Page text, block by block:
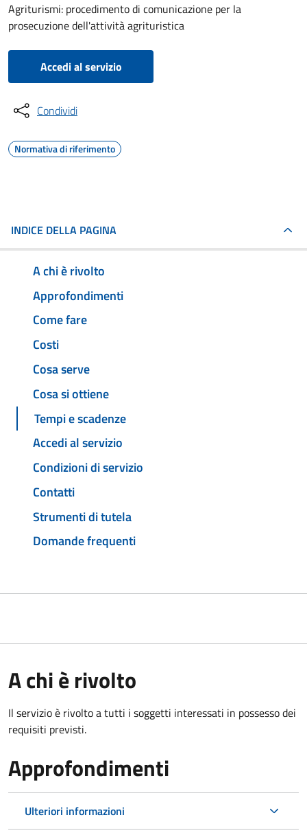
Agriturismi: procedimento di comunicazione per la
prosecuzione dell'attività agrituristica
Accedi al servizio
Condividi
Normativa di riferimento
INDICE DELLA PAGINA
A chi è rivolto
Approfondimenti
Come fare
Costi
Cosa serve
Cosa si ottiene
Tempi e scadenze
Accedi al servizio
Condizioni di servizio
Contatti
Strumenti di tutela
Domande frequenti
A chi è rivolto
Il servizio è rivolto a tutti i soggetti interessati in possesso dei
requisiti previsti.
Approfondimenti
Ulteriori informazioni